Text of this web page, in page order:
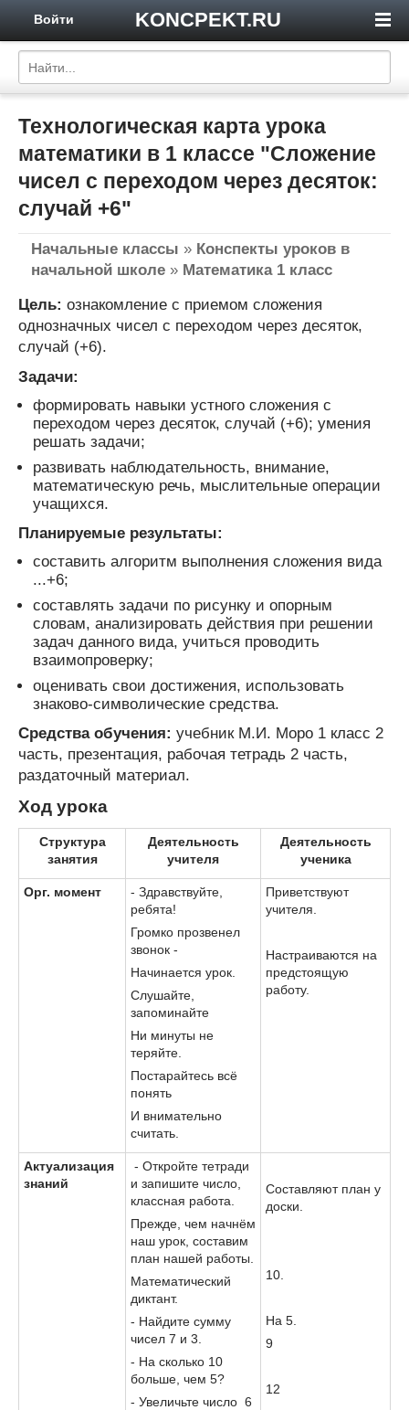
KONCPEKT.RU
Войти
Технологическая карта урока
математики в 1 классе "Сложение
чисел с переходом через десяток:
случай +6"
Начальные классы » Конспекты уроков в
начальной школе » Математика 1 класс
Цель: ознакомление с приемом сложения
однозначных чисел с переходом через десяток,
случай (+6).
Задачи:
формировать навыки устного сложения с
переходом через десяток, случай (+6); умения
решать задачи;
развивать наблюдательность, внимание,
математическую речь, мыслительные операции
учащихся.
Планируемые результаты:
составить алгоритм выполнения сложения вида
...+6;
составлять задачи по рисунку и опорным
словам, анализировать действия при решении
задач данного вида, учиться проводить
взаимопроверку;
оценивать свои достижения, использовать
знаково-символические средства.
Средства обучения: учебник М.И. Моро 1 класс 2
часть, презентация, рабочая тетрадь 2 часть,
раздаточный материал.
Ход урока
Структура
занятия
Деятельность
учителя
Деятельность
ученика
Орг. момент
- Здравствуйте,
ребята!
Громко прозвенел
звонок -
Начинается урок.
Слушайте,
запоминайте
Ни минуты не
теряйте.
Постарайтесь всё
понять
И внимательно
считать.
Приветствуют
учителя.
Настраиваются на
предстоящую
работу.
Актуализация
знаний
- Откройте тетради
и запишите число,
классная работа.
Прежде, чем начнём
наш урок, составим
план нашей работы.
Математический
диктант.
- Найдите сумму
чисел 7 и 3.
- На сколько 10
больше, чем 5?
- Увеличьте число 6
Составляют план у
доски.
10.
На 5.
9
12